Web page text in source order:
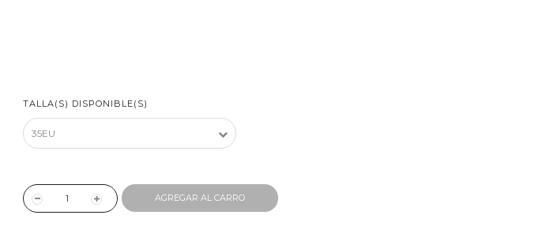
TALLA(S) DISPONIBLE(S)
AGREGAR AL CARRO